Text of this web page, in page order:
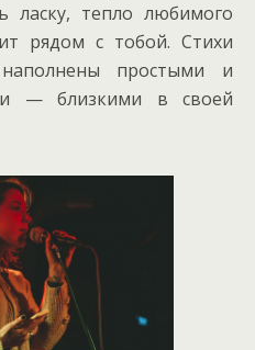
ласку, тепло любимого
рядом с тобой. Стихи
простыми и
— близкими в своей